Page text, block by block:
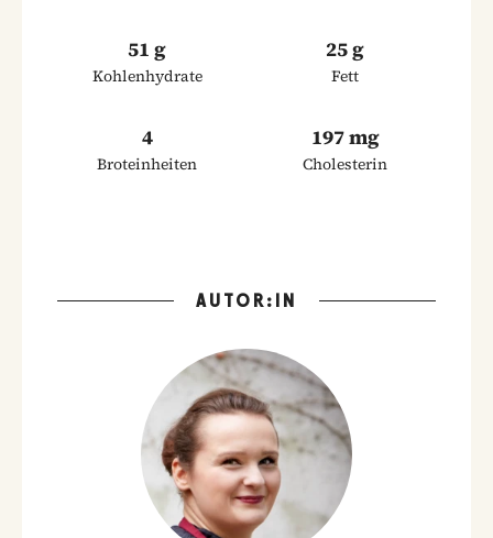
51 g
Kohlenhydrate
25 g
Fett
4
Broteinheiten
197 mg
Cholesterin
AUTOR:IN